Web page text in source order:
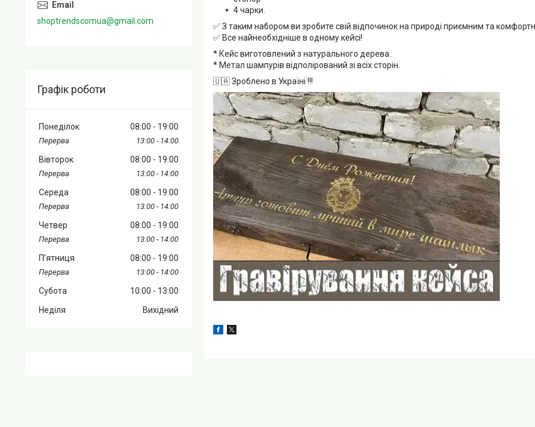
4 чарки.
✅ З таким набором ви зробите свій відпочинок на природі приємним та
✅ Все найнеобхідніше в одному кейсі!
* Кейс виготовлений з натурального дерева.
* Метал шампурів відполірований зі всіх сторін.
🇺🇦 Зроблено в Україні !!!
shoptrendscomua@gmail.com
Графік роботи
Понеділок 08:00 19:00
13:00 14:00
Вівторок 08:00 19:00
13:00 14:00
Середа 08:00 19:00
13:00 14:00
Четвер 08:00 19:00
13:00 14:00
Пʼятниця 08:00 19:00
13:00 14:00
Субота 10:00
13:00
Неділя
Вихідний